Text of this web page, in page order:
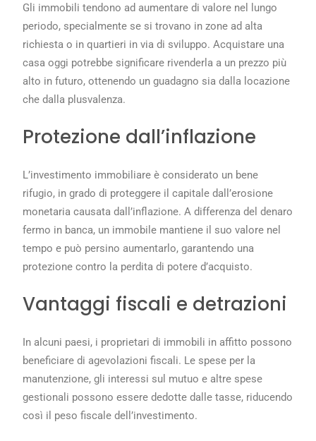
Gli immobili tendono ad aumentare di valore nel lungo
periodo, specialmente se si trovano in zone ad alta
richiesta o in quartieri in via di sviluppo. Acquistare una
casa oggi potrebbe significare rivenderla a un prezzo più
alto in futuro, ottenendo un guadagno sia dalla locazione
che dalla plusvalenza.
Protezione dall’inflazione
L’investimento immobiliare è considerato un bene
rifugio, in grado di proteggere il capitale dall’erosione
monetaria causata dall’inflazione. A differenza del denaro
fermo in banca, un immobile mantiene il suo valore nel
tempo e può persino aumentarlo, garantendo una
protezione contro la perdita di potere d’acquisto.
Vantaggi fiscali e detrazioni
In alcuni paesi, i proprietari di immobili in affitto possono
beneficiare di agevolazioni fiscali. Le spese per la
manutenzione, gli interessi sul mutuo e altre spese
gestionali possono essere dedotte dalle tasse, riducendo
così il peso fiscale dell’investimento.